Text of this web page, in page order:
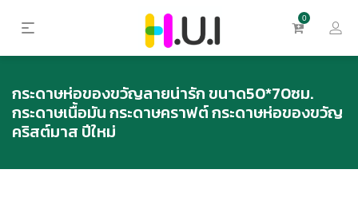
0
กระดาษห่อของขวัญลายน่ารัก ขนาด50*70ซม.
กระดาษเนื้อมัน กระดาษคราฟต์ กระดาษห่อของขวัญ
คริสต์มาส ปีใหม่